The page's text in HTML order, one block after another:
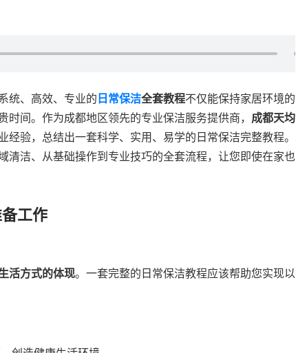
统、高效、专业的 日常保洁全套教程不仅能保持家居环境的
间。作为成都地区领先的专业保洁服务提供商， 成都天均
经验，总结出一套科学、实用、易学的日常保洁完整教程。
清洁、从基础操作到专业技巧的全套流程，让您即使在家也
工作
活方式的体现。一套完整的日常保洁教程应该帮助您实现以